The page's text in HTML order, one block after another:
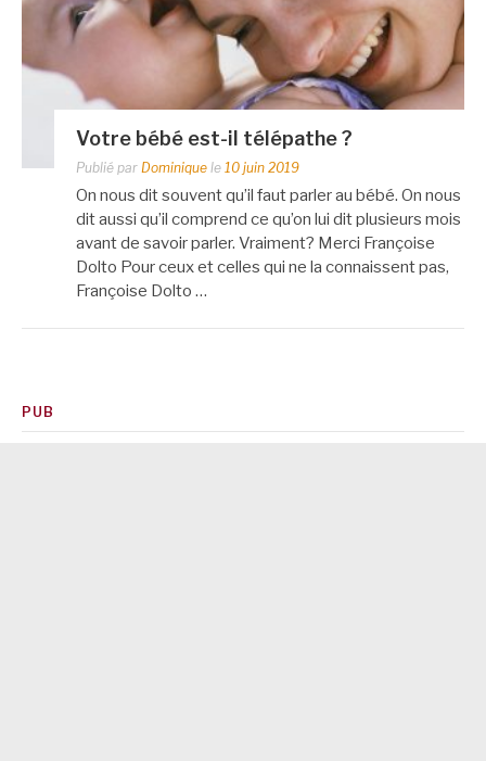
Votre bébé est-il télépathe ?
Publié par Dominique le 10 juin 2019
On nous dit souvent qu’il faut parler au bébé. On nous
dit aussi qu’il comprend ce qu’on lui dit plusieurs mois
avant de savoir parler. Vraiment? Merci Françoise
Dolto Pour ceux et celles qui ne la connaissent pas,
Françoise Dolto …
PUB